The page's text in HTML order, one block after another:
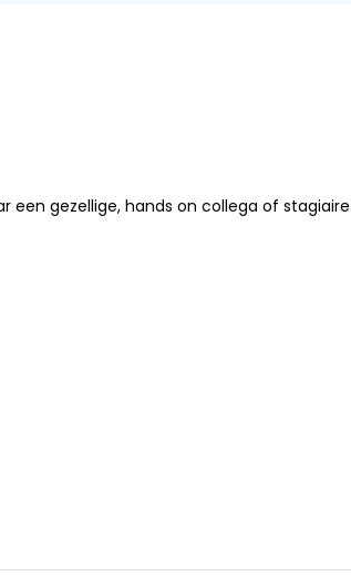
een gezellige, hands on collega of stagiaire.